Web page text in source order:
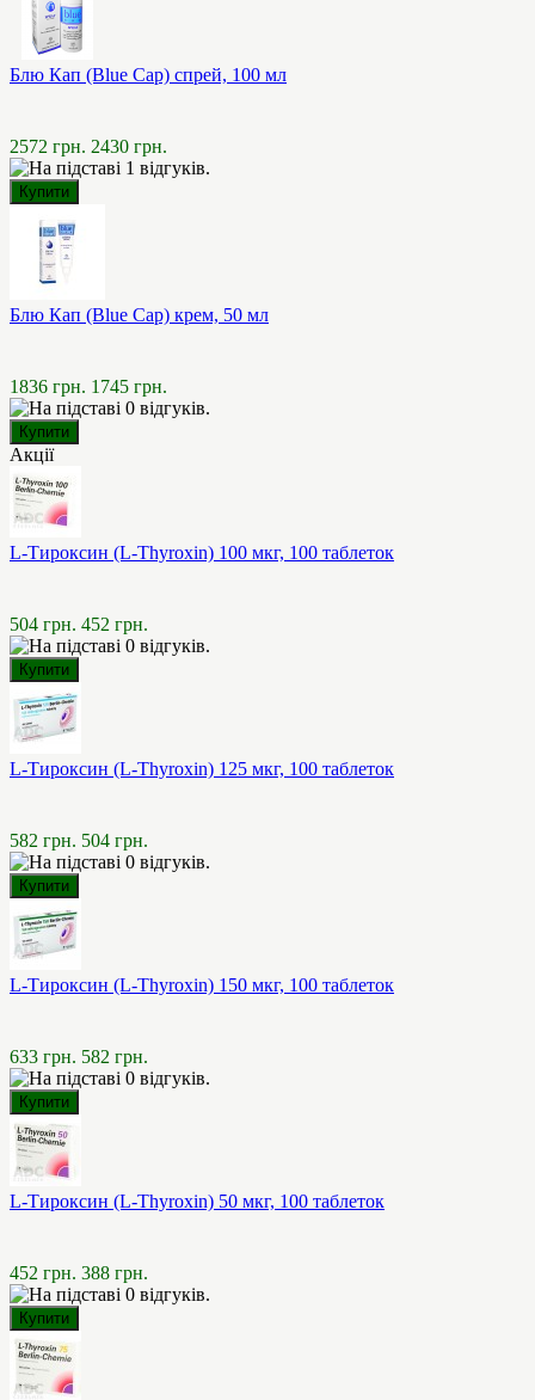
Блю Кап (Blue Cap) спрей, 100 мл
2572 грн. 2430 грн.
Блю Кап (Blue Cap) крем, 50 мл
1836 грн. 1745 грн.
Акції
L-Тироксин (L-Thyroxin) 100 мкг, 100 таблеток
504 грн. 452 грн.
L-Тироксин (L-Thyroxin) 125 мкг, 100 таблеток
582 грн. 504 грн.
L-Тироксин (L-Thyroxin) 150 мкг, 100 таблеток
633 грн. 582 грн.
L-Тироксин (L-Thyroxin) 50 мкг, 100 таблеток
452 грн. 388 грн.